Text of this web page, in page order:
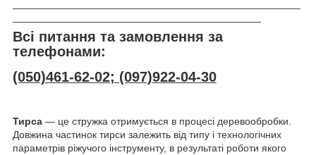
Всі питання та замовлення за
телефонами:
(050)461-62-02; (097)922-04-30
Тирса — це стружка отримується в процесі деревообробки.
Довжина частинок тирси залежить від типу і технологічних
параметрів ріжучого інструменту, в результаті роботи якого